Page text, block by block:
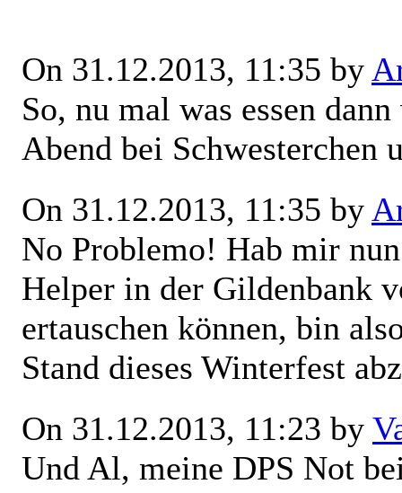
On 31.12.2013, 11:35 by
So, nu mal was essen
Abend bei Schwesterchen
On 31.12.2013, 11:35 by
No Problemo! Hab mir
Helper in der Gildenbank
ertauschen können, bin
Stand dieses Winterfest
On 31.12.2013, 11:23 by
Und Al, meine DPS Not